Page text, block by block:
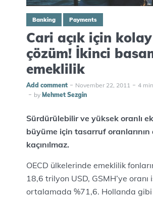
Banking Payments
Cari açık için kolay
çözüm! İkinci
emeklilik
Add comment November 22, 2011
4
by Mehmet Sezgin
Sürdürülebilir ve yüksek oranlı
büyüme için tasarruf oranlarının
kaçınılmaz.
OECD ülkelerinde emeklilik
18,6 trilyon USD, GSMH’ye oranı
ortalamada %71,6. Hollanda gibi